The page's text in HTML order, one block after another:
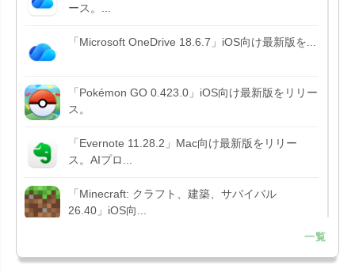
ース。...
「Microsoft OneDrive 18.6.7」iOS向け最新版を...
「Pokémon GO 0.423.0」iOS向け最新版をリリー
ス。
「Evernote 11.28.2」Mac向け最新版をリリー
ス。AIプロ...
「Minecraft: クラフト、建築、サバイバル
26.40」iOS向...
151.0.7922....
一覧